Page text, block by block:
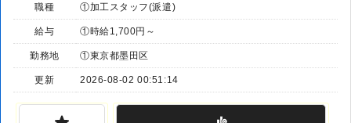
職種 ①加工スタッフ(派遣)
給与 ①時給1,700円～
勤務地 ①東京都墨田区
更新 2026-08-02 00:51:14